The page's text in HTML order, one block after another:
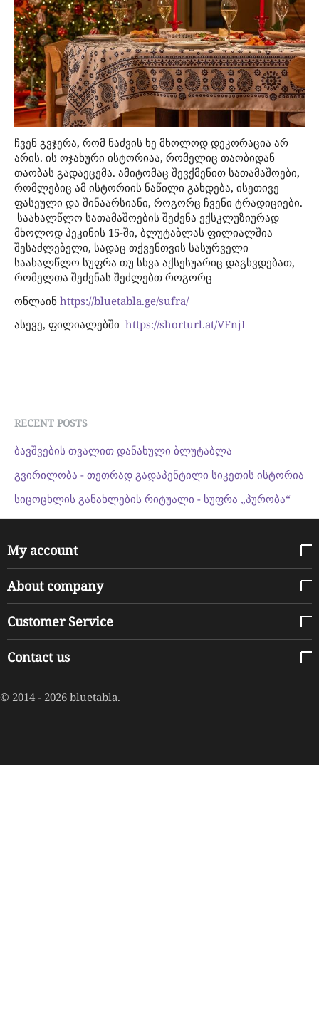
ჩვენ გვჯერა, რომ ნაძვის ხე მხოლოდ დეკორაცია არ
არის. ის ოჯახური ისტორიაა, რომელიც თაობიდან
თაობას გადაეცემა. ამიტომაც შევქმენით სათამაშოები,
რომლებიც ამ ისტორიის ნაწილი გახდება, ისეთივე
ფასეული და შინაარსიანი, როგორც ჩვენი ტრადიციები.
საახალწლო სათამაშოების შეძენა ექსკლუზიურად
მხოლოდ პეკინის 15-ში, ბლუტაბლას ფილიალშია
შესაძლებელი, სადაც თქვენთვის სასურველი
საახალწლო სუფრა თუ სხვა აქსესუარიც დაგხვდებათ,
რომელთა შეძენას შეძლებთ როგორც
ონლაინ https://bluetabla.ge/sufra/
ასევე, ფილიალებში https://shorturl.at/VFnjI
RECENT POSTS
ბავშვების თვალით დანახული ბლუტაბლა
გვირილობა - თეთრად გადაპენტილი სიკეთის ისტორია
სიცოცხლის განახლების რიტუალი - სუფრა „პურობა“
My account
About company
Customer Service
Contact us
© 2014 - 2026 bluetabla.